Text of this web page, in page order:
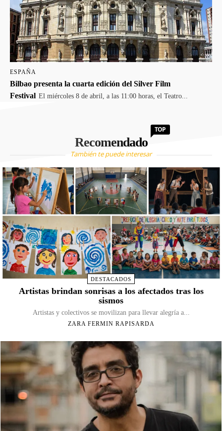
ESPAÑA
Bilbao presenta la cuarta edición del Silver Film
Festival El miércoles 8 de abril, a las 11:00 horas, el Teatro...
Recomendado
TOP
También te puede interesar
DESTACADOS
Artistas brindan sonrisas a los afectados tras los
sismos
Artistas y colectivos se movilizan para llevar alegría a...
ZARA FERMIN RAPISARDA